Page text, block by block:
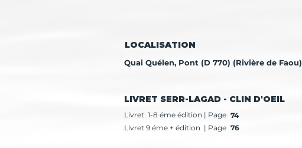
LOCALISATION
Quai Quélen, Pont (D 770) (Rivière de Faou)
LIVRET SERR-LAGAD - CLIN D'OEIL
Livret 1-8 éme édition | Page 74
Livret 9 éme + édition | Page 76